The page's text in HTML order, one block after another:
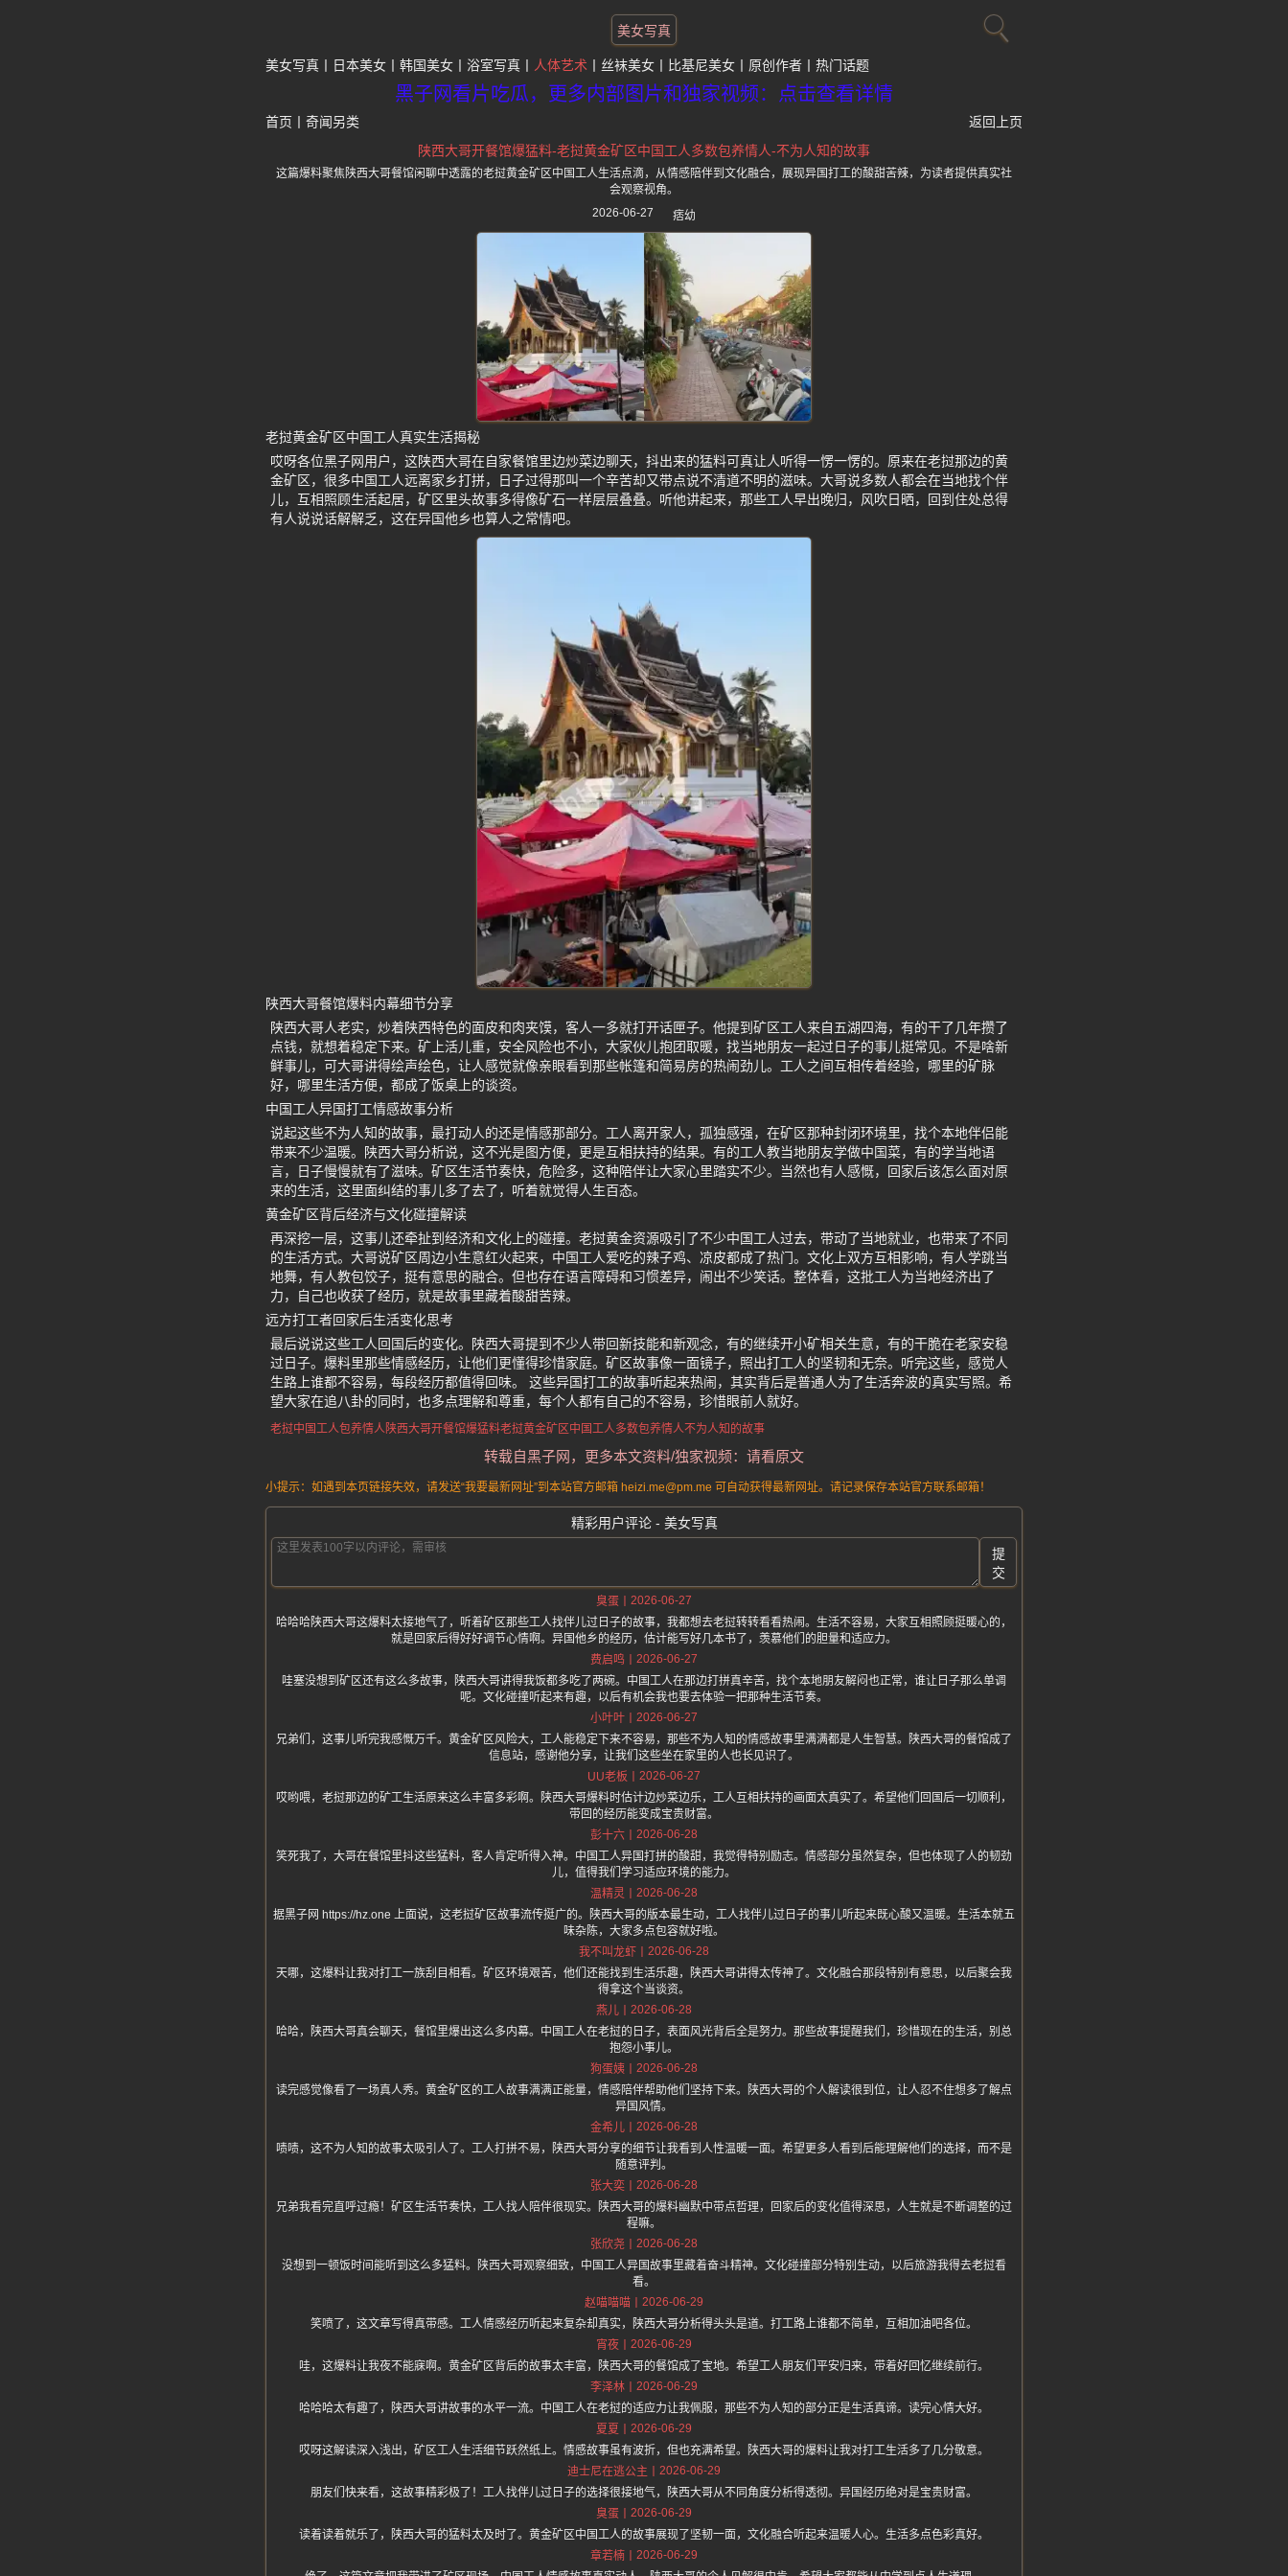
美女写真
美女写真 日本美女 韩国美女 浴室写真 人体艺术 丝袜美女 比基尼美女 原创作者 热门话题
黑子网看片吃瓜，更多内部图片和独家视频：点击查看详情
首页 奇闻另类
返回上页
陕西大哥开餐馆爆猛料-老挝黄金矿区中国工人多数包养情人-不为人知的故事
这篇爆料聚焦陕西大哥餐馆闲聊中透露的老挝黄金矿区中国工人生活点滴，从情感陪伴到文化融合，展现异国打工的酸甜苦辣，为读者提供真实社
会观察视角。
2026-06-27
痞幼
老挝黄金矿区中国工人真实生活揭秘
哎呀各位黑子网用户，这陕西大哥在自家餐馆里边炒菜边聊天，抖出来的猛料可真让人听得一愣一愣的。原来在老挝那边的黄
金矿区，很多中国工人远离家乡打拼，日子过得那叫一个辛苦却又带点说不清道不明的滋味。大哥说多数人都会在当地找个伴
儿，互相照顾生活起居，矿区里头故事多得像矿石一样层层叠叠。听他讲起来，那些工人早出晚归，风吹日晒，回到住处总得
有人说说话解解乏，这在异国他乡也算人之常情吧。
陕西大哥餐馆爆料内幕细节分享
陕西大哥人老实，炒着陕西特色的面皮和肉夹馍，客人一多就打开话匣子。他提到矿区工人来自五湖四海，有的干了几年攒了
点钱，就想着稳定下来。矿上活儿重，安全风险也不小，大家伙儿抱团取暖，找当地朋友一起过日子的事儿挺常见。不是啥新
鲜事儿，可大哥讲得绘声绘色，让人感觉就像亲眼看到那些帐篷和简易房的热闹劲儿。工人之间互相传着经验，哪里的矿脉
好，哪里生活方便，都成了饭桌上的谈资。
中国工人异国打工情感故事分析
说起这些不为人知的故事，最打动人的还是情感那部分。工人离开家人，孤独感强，在矿区那种封闭环境里，找个本地伴侣能
带来不少温暖。陕西大哥分析说，这不光是图方便，更是互相扶持的结果。有的工人教当地朋友学做中国菜，有的学当地语
言，日子慢慢就有了滋味。矿区生活节奏快，危险多，这种陪伴让大家心里踏实不少。当然也有人感慨，回家后该怎么面对原
来的生活，这里面纠结的事儿多了去了，听着就觉得人生百态。
黄金矿区背后经济与文化碰撞解读
再深挖一层，这事儿还牵扯到经济和文化上的碰撞。老挝黄金资源吸引了不少中国工人过去，带动了当地就业，也带来了不同
的生活方式。大哥说矿区周边小生意红火起来，中国工人爱吃的辣子鸡、凉皮都成了热门。文化上双方互相影响，有人学跳当
地舞，有人教包饺子，挺有意思的融合。但也存在语言障碍和习惯差异，闹出不少笑话。整体看，这批工人为当地经济出了
力，自己也收获了经历，就是故事里藏着酸甜苦辣。
远方打工者回家后生活变化思考
最后说说这些工人回国后的变化。陕西大哥提到不少人带回新技能和新观念，有的继续开小矿相关生意，有的干脆在老家安稳
过日子。爆料里那些情感经历，让他们更懂得珍惜家庭。矿区故事像一面镜子，照出打工人的坚韧和无奈。听完这些，感觉人
生路上谁都不容易，每段经历都值得回味。 这些异国打工的故事听起来热闹，其实背后是普通人为了生活奔波的真实写照。希
望大家在追八卦的同时，也多点理解和尊重，每个人都有自己的不容易，珍惜眼前人就好。
老挝中国工人包养情人陕西大哥开餐馆爆猛料老挝黄金矿区 中国工人多数包养情人不为人知的故事
转载自黑子网，更多本文资料/独家视频：请看原文
小提示：如遇到本页链接失效，请发送“我要最新网址”到本站官方邮箱 heizi.me@pm.me 可自动获得最新网址。请记录保存本站官方联系邮箱！
精彩用户评论 - 美女写真
提
交
臭蛋
2026-06-27
哈哈哈陕西大哥这爆料太接地气了，听着矿区那些工人找伴儿过日子的故事，我都想去老挝转转看看热闹。生活不容易，大家互相照顾挺暖心的，
就是回家后得好好调节心情啊。异国他乡的经历，估计能写好几本书了，羡慕他们的胆量和适应力。
费启鸣
2026-06-27
哇塞没想到矿区还有这么多故事，陕西大哥讲得我饭都多吃了两碗。中国工人在那边打拼真辛苦，找个本地朋友解闷也正常，谁让日子那么单调
呢。文化碰撞听起来有趣，以后有机会我也要去体验一把那种生活节奏。
小叶叶
2026-06-27
兄弟们，这事儿听完我感慨万千。黄金矿区风险大，工人能稳定下来不容易，那些不为人知的情感故事里满满都是人生智慧。陕西大哥的餐馆成了
信息站，感谢他分享，让我们这些坐在家里的人也长见识了。
UU老板
2026-06-27
哎哟喂，老挝那边的矿工生活原来这么丰富多彩啊。陕西大哥爆料时估计边炒菜边乐，工人互相扶持的画面太真实了。希望他们回国后一切顺利，
带回的经历能变成宝贵财富。
彭十六
2026-06-28
笑死我了，大哥在餐馆里抖这些猛料，客人肯定听得入神。中国工人异国打拼的酸甜，我觉得特别励志。情感部分虽然复杂，但也体现了人的韧劲
儿，值得我们学习适应环境的能力。
温精灵
2026-06-28
据黑子网 https://hz.one 上面说，这老挝矿区故事流传挺广的。陕西大哥的版本最生动，工人找伴儿过日子的事儿听起来既心酸又温暖。生活本就五
味杂陈，大家多点包容就好啦。
我不叫龙虾
2026-06-28
天哪，这爆料让我对打工一族刮目相看。矿区环境艰苦，他们还能找到生活乐趣，陕西大哥讲得太传神了。文化融合那段特别有意思，以后聚会我
得拿这个当谈资。
燕儿
2026-06-28
哈哈，陕西大哥真会聊天，餐馆里爆出这么多内幕。中国工人在老挝的日子，表面风光背后全是努力。那些故事提醒我们，珍惜现在的生活，别总
抱怨小事儿。
狗蛋姨
2026-06-28
读完感觉像看了一场真人秀。黄金矿区的工人故事满满正能量，情感陪伴帮助他们坚持下来。陕西大哥的个人解读很到位，让人忍不住想多了解点
异国风情。
金希儿
2026-06-28
啧啧，这不为人知的故事太吸引人了。工人打拼不易，陕西大哥分享的细节让我看到人性温暖一面。希望更多人看到后能理解他们的选择，而不是
随意评判。
张大奕
2026-06-28
兄弟我看完直呼过瘾！矿区生活节奏快，工人找人陪伴很现实。陕西大哥的爆料幽默中带点哲理，回家后的变化值得深思，人生就是不断调整的过
程嘛。
张欣尧
2026-06-28
没想到一顿饭时间能听到这么多猛料。陕西大哥观察细致，中国工人异国故事里藏着奋斗精神。文化碰撞部分特别生动，以后旅游我得去老挝看
看。
赵喵喵喵
2026-06-29
笑喷了，这文章写得真带感。工人情感经历听起来复杂却真实，陕西大哥分析得头头是道。打工路上谁都不简单，互相加油吧各位。
宵夜
2026-06-29
哇，这爆料让我夜不能寐啊。黄金矿区背后的故事太丰富，陕西大哥的餐馆成了宝地。希望工人朋友们平安归来，带着好回忆继续前行。
李泽林
2026-06-29
哈哈哈太有趣了，陕西大哥讲故事的水平一流。中国工人在老挝的适应力让我佩服，那些不为人知的部分正是生活真谛。读完心情大好。
夏夏
2026-06-29
哎呀这解读深入浅出，矿区工人生活细节跃然纸上。情感故事虽有波折，但也充满希望。陕西大哥的爆料让我对打工生活多了几分敬意。
迪士尼在逃公主
2026-06-29
朋友们快来看，这故事精彩极了！工人找伴儿过日子的选择很接地气，陕西大哥从不同角度分析得透彻。异国经历绝对是宝贵财富。
臭蛋
2026-06-29
读着读着就乐了，陕西大哥的猛料太及时了。黄金矿区中国工人的故事展现了坚韧一面，文化融合听起来温暖人心。生活多点色彩真好。
章若楠
2026-06-29